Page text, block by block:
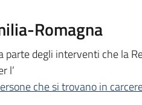
Romagna
parte degli interventi che la
l’
che si trovano in